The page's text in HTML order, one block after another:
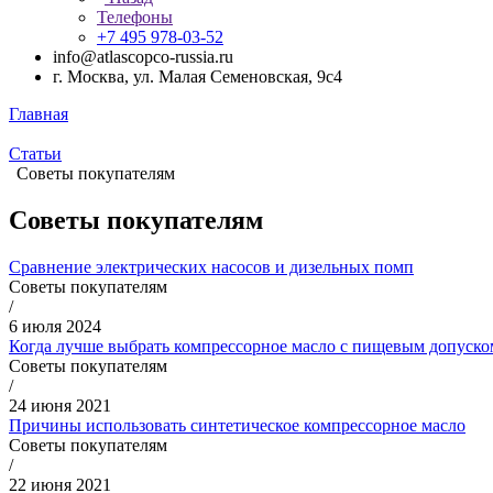
Телефоны
+7 495 978-03-52
info@atlascopco-russia.ru
г. Москва, ул. Малая Семеновская, 9с4
Главная
Статьи
Советы покупателям
Советы покупателям
Сравнение электрических насосов и дизельных помп
Советы покупателям
/
6 июля 2024
Когда лучше выбрать компрессорное масло с пищевым
Советы покупателям
/
24 июня 2021
Причины использовать синтетическое компрессорное масло
Советы покупателям
/
22 июня 2021